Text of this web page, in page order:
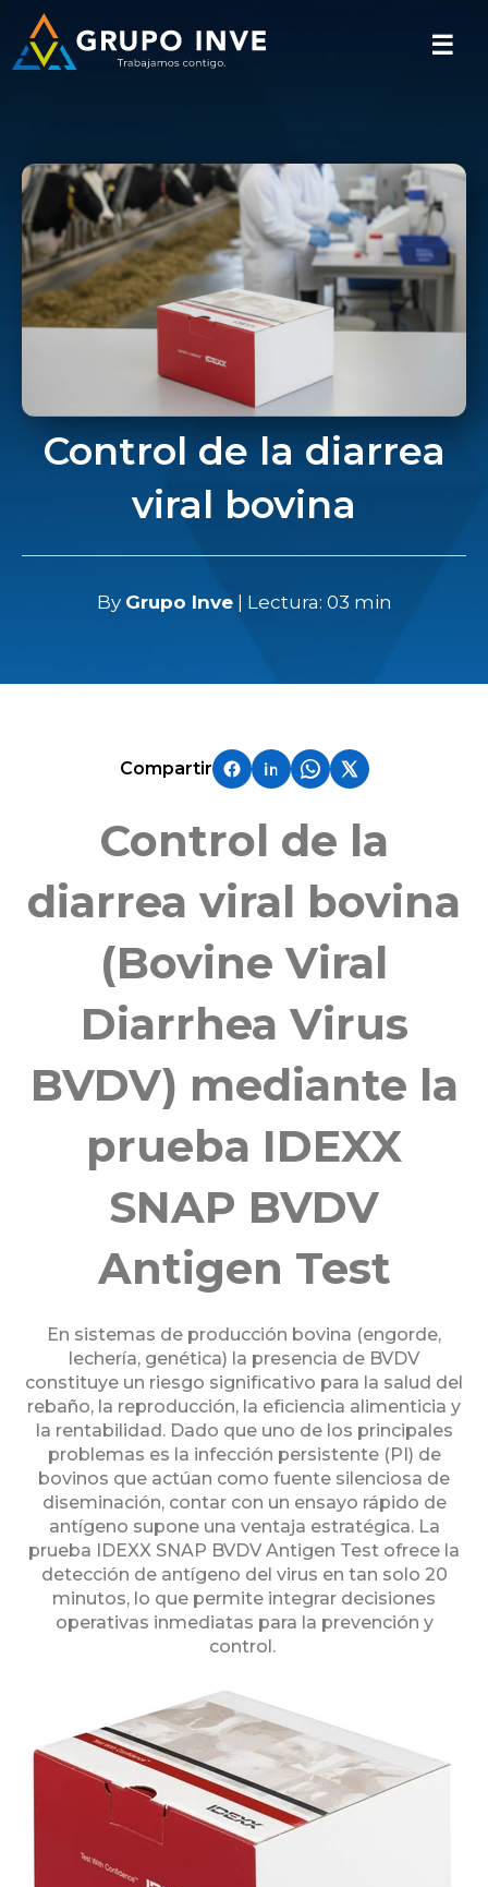
☰
Control de la diarrea
viral bovina
By Grupo Inve| Lectura: 03 min
Compartir
Control de la
diarrea viral bovina
(Bovine Viral
Diarrhea Virus
BVDV) mediante la
prueba IDEXX
SNAP BVDV
Antigen Test
En sistemas de producción bovina (engorde,
lechería, genética) la presencia de BVDV
constituye un riesgo significativo para la salud del
rebaño, la reproducción, la eficiencia alimenticia y
la rentabilidad. Dado que uno de los principales
problemas es la infección persistente (PI) de
bovinos que actúan como fuente silenciosa de
diseminación, contar con un ensayo rápido de
antígeno supone una ventaja estratégica. La
prueba IDEXX SNAP BVDV Antigen Test ofrece la
detección de antígeno del virus en tan solo 20
minutos, lo que permite integrar decisiones
operativas inmediatas para la prevención y
control.